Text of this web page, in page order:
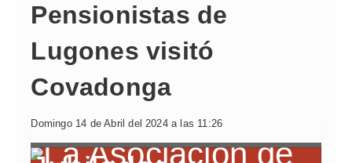
Pensionistas de
Lugones visitó
Covadonga
Domingo 14 de Abril del 2024 a las 11:26